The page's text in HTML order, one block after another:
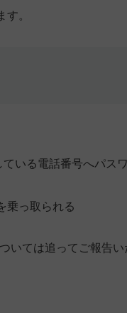
。
いる電話番号へパス
乗っ取られる
いては追ってご報告い